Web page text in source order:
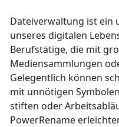
Dateiverwaltung ist ein
unseres digitalen
Berufstätige, die mit
Mediensammlungen
Gelegentlich können
mit unnötigen
stiften oder
PowerRename